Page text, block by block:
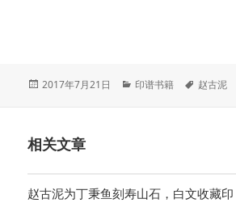
发
2017年7月21日
分
印谱书籍
标
赵古泥
相关文章
赵古泥为丁秉鱼刻寿山石，白文收藏